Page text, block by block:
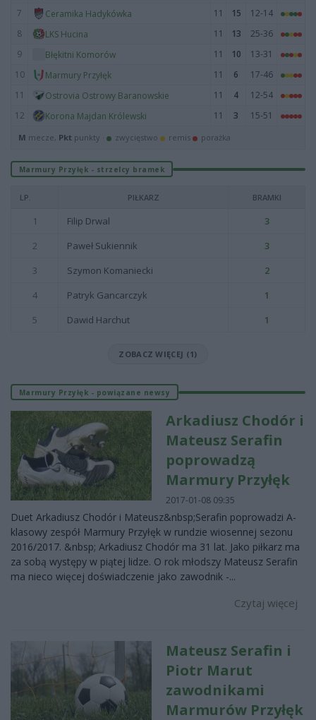
7
Ceramika Hadykówka 11 15
12-14
8
LKS Hucina 11 13
25-36
9
Błękitni Komorów 11 10
13-31
10
Marmury Przyłęk 11 6
17-46
11
Ostrovia Ostrowy Baranowskie 11 4
12-54
12
Korona Majdan Królewski 11 3 15-51
M mecze, Pkt punkty · zwycięstwo remis porażka
Marmury Przyłęk - strzelcy bramek
LP. PIŁKARZ BRAMKI
1 Filip Drwal
3
2
Paweł Sukiennik
3
3
Szymon Komaniecki
2
4
Patryk Gancarczyk
1
5
Dawid Harchut 1
ZOBACZ WIĘCEJ (1)
Marmury Przyłęk - powiązane newsy
Arkadiusz Chodór i
Mateusz Serafin
poprowadzą
Marmury Przyłęk
2017-01-08 09:35
Duet Arkadiusz Chodór i Mateusz&nbsp;Serafin poprowadzi A-
klasowy zespół Marmury Przyłęk w rundzie wiosennej sezonu
2016/2017. &nbsp; Arkadiusz Chodór ma 31 lat. Jako piłkarz ma
za sobą występy w piątej lidze. O rok młodszy Mateusz Serafin
ma nieco więcej doświadczenie jako zawodnik -...
Czytaj więcej
Mateusz Serafin i
Piotr Marut
zawodnikami
Marmurów Przyłęk